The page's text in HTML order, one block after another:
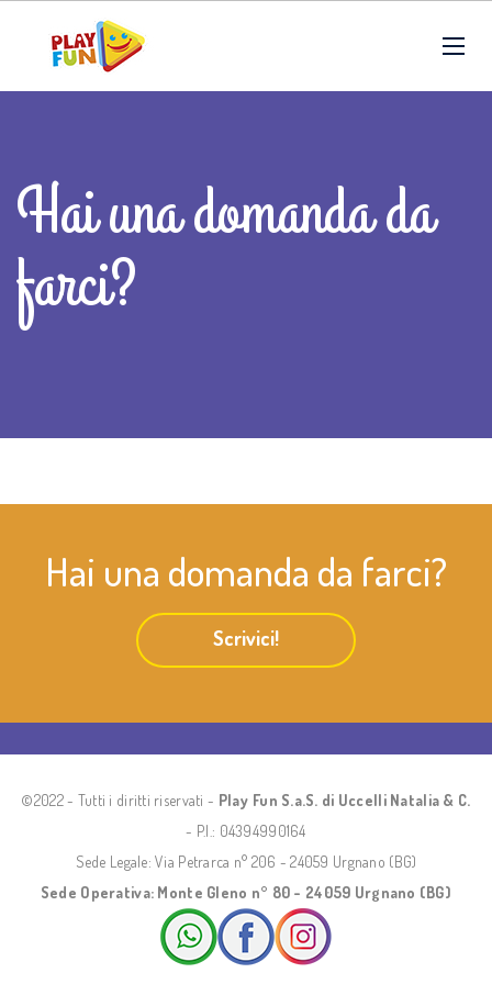
Hai una domanda da
farci?
Hai una domanda da farci?
Scrivici!
©2022 - Tutti i diritti riservati - Play Fun S.a.S. di Uccelli Natalia & C.
- P.I.: 04394990164
Sede Legale: Via Petrarca n° 206 - 24059 Urgnano (BG)
Sede Operativa: Monte Gleno n° 80 - 24059 Urgnano (BG)